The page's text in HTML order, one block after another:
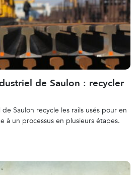
de Saulon : recycler
Saulon recycle les rails usés pour en
à un processus en plusieurs étapes.